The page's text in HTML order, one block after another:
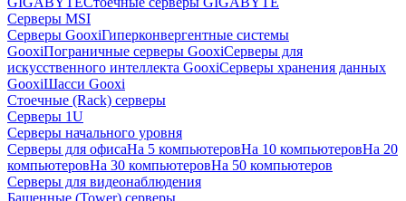
Серверы MSI
Серверы GooxiГиперконвергентные системы
GooxiПограничные серверы GooxiСерверы для
искусственного интеллекта GooxiСерверы хранения данных
GooxiШасси Gooxi
Стоечные (Rack) серверы
Серверы 1U
Серверы начального уровня
Серверы для офисаНа 5 компьютеровНа 10 компьютеровНа 20
компьютеровНа 30 компьютеровНа 50 компьютеров
Серверы для видеонаблюдения
Башенные (Tower) серверы